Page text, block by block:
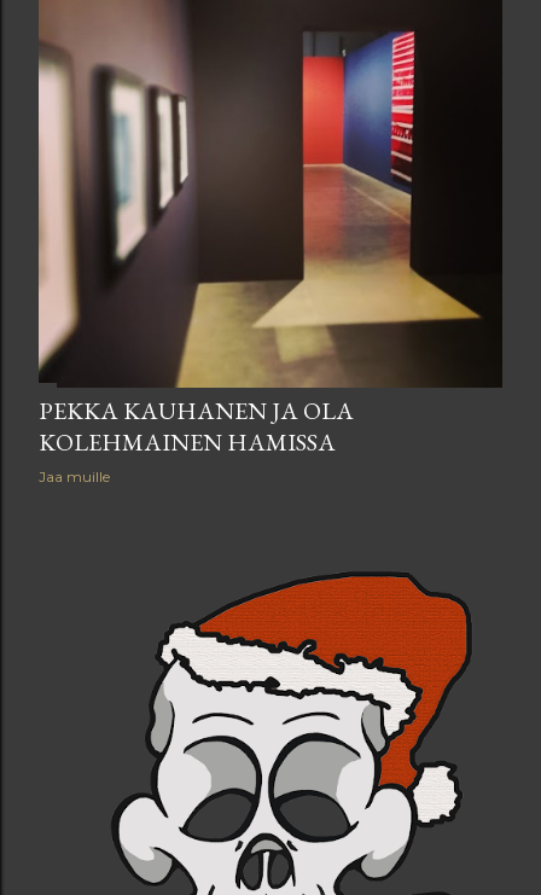
PEKKA KAUHANEN JA OLA
KOLEHMAINEN HAMISSA
Jaa muille